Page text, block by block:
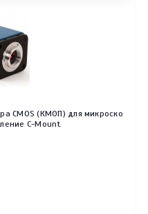
CMOS (КМОП) для микроско
C-Mount